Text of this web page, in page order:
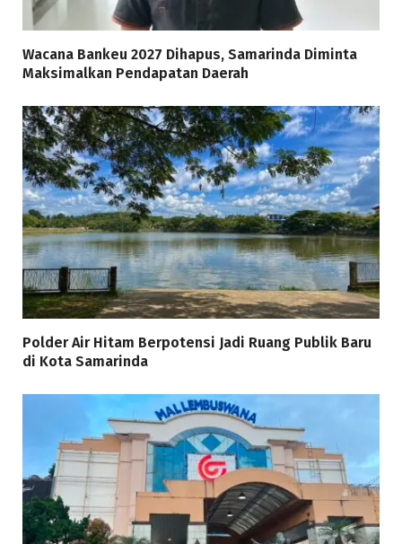
Wacana Bankeu 2027 Dihapus, Samarinda Diminta
Maksimalkan Pendapatan Daerah
Polder Air Hitam Berpotensi Jadi Ruang Publik Baru
di Kota Samarinda